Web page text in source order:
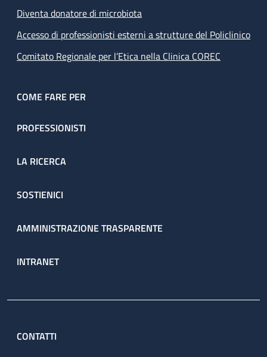
Diventa donatore di microbiota
Accesso di professionisti esterni a strutture del Policlinico
Comitato Regionale per l’Etica nella Clinica COREC
COME FARE PER
PROFESSIONISTI
LA RICERCA
SOSTIENICI
AMMINISTRAZIONE TRASPARENTE
INTRANET
CONTATTI